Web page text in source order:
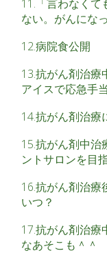
11.「言わなくて
ない。がんにな
12.病院食公開
13.抗がん剤治療
アイスで応急手当
14.抗がん剤治療
15.抗がん剤中治
ントサロンを目
16.抗がん剤治療
いつ？
17.抗がん剤治療
なあそこも＾＾